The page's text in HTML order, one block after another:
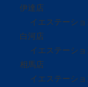
伊達店
イエステーショ
白河店
イエステーショ
相馬店
イエステーショ